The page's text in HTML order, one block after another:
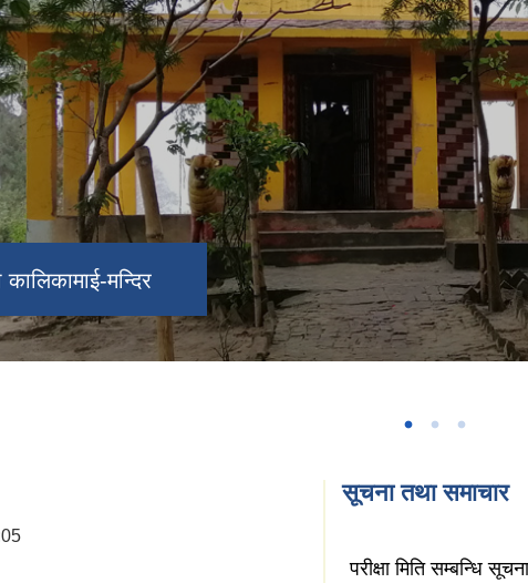
मन्दिर
कार्यालय
गेहुको खेती
सूचना तथा समाचार
परीक्षा मिति सम्बन्धि